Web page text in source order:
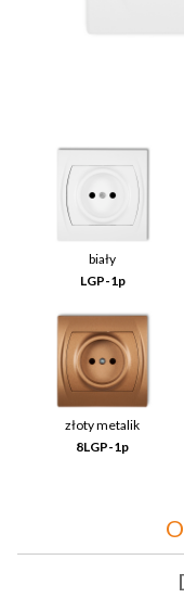
biały
LGP-1p
złoty metalik
8LGP-1p